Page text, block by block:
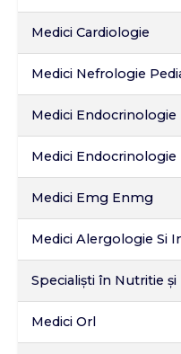
Medici Cardiologie
Medici Nefrologie
Medici Endocrinologie
Medici Endocrinologie
Medici Emg Enmg
Medici Alergologie Si
Specialiști în Nutritie și
Medici Orl